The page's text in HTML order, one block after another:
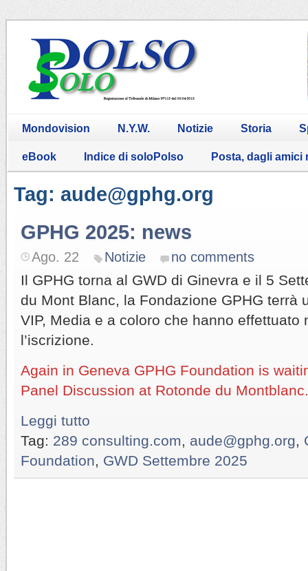
Mondovision N.Y.W. Notizie Storia
eBook Indice di soloPolso Posta, dagli amici
Tag: aude@gphg.org
GPHG 2025: news
Ago. 22 Notizie no comments
Il GPHG torna al GWD di Ginevra e il 5
du Mont Blanc, la Fondazione GPHG terrà
VIP, Media e a coloro che hanno effettuato
l’iscrizione.
Again in Geneva GPHG Foundation is
Panel Discussion at Rotonde du Montblanc.
Leggi tutto
Tag: 289 consulting.com aude@gphg.org
Foundation
GWD Settembre 2025